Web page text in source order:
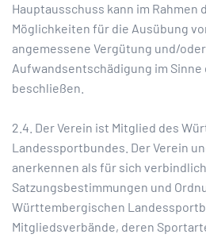
Hauptausschuss kann im
Möglichkeiten für die Ausübung
angemessene Vergütung und/
Aufwandsentschädigung im Sinne
beschließen.
2.4. Der Verein ist Mitglied des
Landessportbundes. Der Verein
anerkennen als für sich
Satzungsbestimmungen und
Württembergischen
Mitgliedsverbände, deren